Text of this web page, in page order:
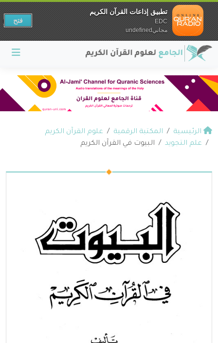
الرئيسية المكتبة الرقمية
علوم القرآن الكريم
علم التجويد
البيوت في القرآن الكريم
تطبيق إذاعات القرآن الكريم
EDC
مجانيundefined
فتح